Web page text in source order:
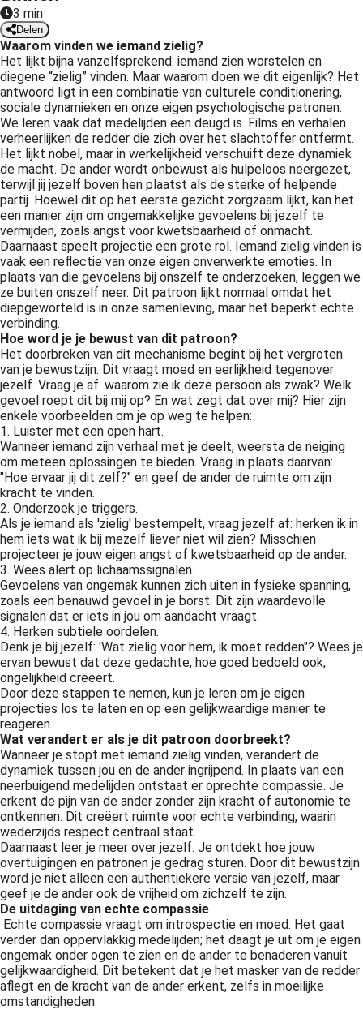
3 min
Delen
Waarom vinden we iemand zielig?
Het lijkt bijna vanzelfsprekend: iemand zien worstelen en
diegene “zielig” vinden. Maar waarom doen we dit eigenlijk? Het
antwoord ligt in een combinatie van culturele conditionering,
sociale dynamieken en onze eigen psychologische patronen.
We leren vaak dat medelijden een deugd is. Films en verhalen
verheerlijken de redder die zich over het slachtoffer ontfermt.
Het lijkt nobel, maar in werkelijkheid verschuift deze dynamiek
de macht. De ander wordt onbewust als hulpeloos neergezet,
terwijl jij jezelf boven hen plaatst als de sterke of helpende
partij. Hoewel dit op het eerste gezicht zorgzaam lijkt, kan het
een manier zijn om ongemakkelijke gevoelens bij jezelf te
vermijden, zoals angst voor kwetsbaarheid of onmacht.
Daarnaast speelt projectie een grote rol. Iemand zielig vinden is
vaak een reflectie van onze eigen onverwerkte emoties. In
plaats van die gevoelens bij onszelf te onderzoeken, leggen we
ze buiten onszelf neer. Dit patroon lijkt normaal omdat het
diepgeworteld is in onze samenleving, maar het beperkt echte
verbinding.
Hoe word je je bewust van dit patroon?
Het doorbreken van dit mechanisme begint bij het vergroten
van je bewustzijn. Dit vraagt moed en eerlijkheid tegenover
jezelf. Vraag je af: waarom zie ik deze persoon als zwak? Welk
gevoel roept dit bij mij op? En wat zegt dat over mij? Hier zijn
enkele voorbeelden om je op weg te helpen:
1. Luister met een open hart.
Wanneer iemand zijn verhaal met je deelt, weersta de neiging
om meteen oplossingen te bieden. Vraag in plaats daarvan:
"Hoe ervaar jij dit zelf?" en geef de ander de ruimte om zijn
kracht te vinden.
2. Onderzoek je triggers.
Als je iemand als 'zielig' bestempelt, vraag jezelf af: herken ik in
hem iets wat ik bij mezelf liever niet wil zien? Misschien
projecteer je jouw eigen angst of kwetsbaarheid op de ander.
3. Wees alert op lichaamssignalen.
Gevoelens van ongemak kunnen zich uiten in fysieke spanning,
zoals een benauwd gevoel in je borst. Dit zijn waardevolle
signalen dat er iets in jou om aandacht vraagt.
4. Herken subtiele oordelen.
Denk je bij jezelf: 'Wat zielig voor hem, ik moet redden"? Wees je
ervan bewust dat deze gedachte, hoe goed bedoeld ook,
ongelijkheid creëert.
Door deze stappen te nemen, kun je leren om je eigen
projecties los te laten en op een gelijkwaardige manier te
reageren.
Wat verandert er als je dit patroon doorbreekt?
Wanneer je stopt met iemand zielig vinden, verandert de
dynamiek tussen jou en de ander ingrijpend. In plaats van een
neerbuigend medelijden ontstaat er oprechte compassie. Je
erkent de pijn van de ander zonder zijn kracht of autonomie te
ontkennen. Dit creëert ruimte voor echte verbinding, waarin
wederzijds respect centraal staat.
Daarnaast leer je meer over jezelf. Je ontdekt hoe jouw
overtuigingen en patronen je gedrag sturen. Door dit bewustzijn
word je niet alleen een authentiekere versie van jezelf, maar
geef je de ander ook de vrijheid om zichzelf te zijn.
De uitdaging van echte compassie
Echte compassie vraagt om introspectie en moed. Het gaat
verder dan oppervlakkig medelijden; het daagt je uit om je eigen
ongemak onder ogen te zien en de ander te benaderen vanuit
gelijkwaardigheid. Dit betekent dat je het masker van de redder
aflegt en de kracht van de ander erkent, zelfs in moeilijke
omstandigheden.
de
Hierdoor
website-
van